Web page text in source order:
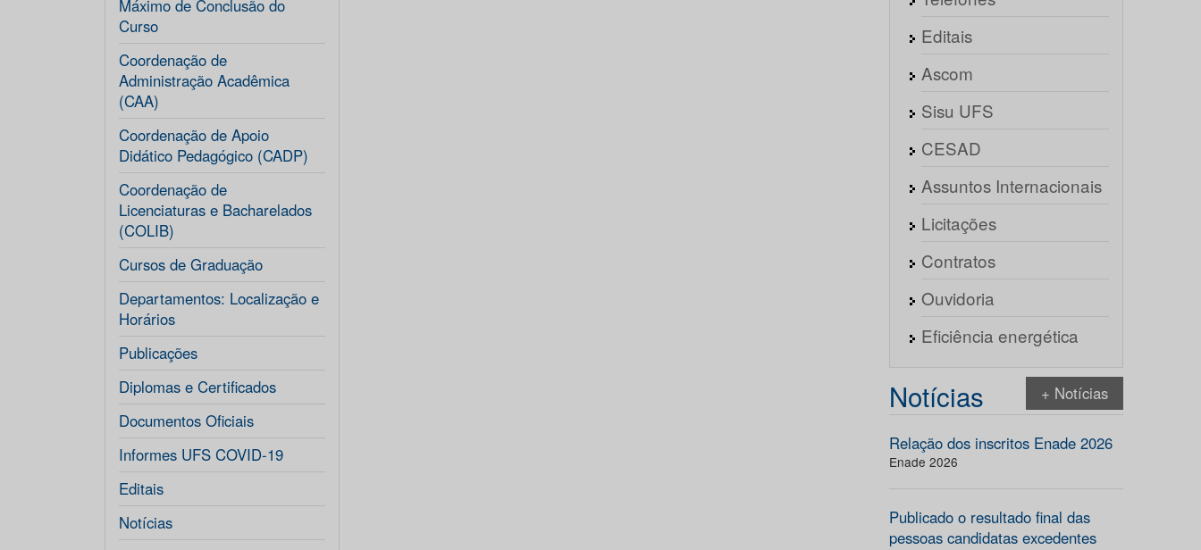
Máximo de Conclusão do
Curso
Coordenação de
Administração Acadêmica
(CAA)
Coordenação de Apoio
Didático Pedagógico (CADP)
Coordenação de
Licenciaturas e Bacharelados
(COLIB)
Cursos de Graduação
Departamentos: Localização e
Horários
Publicações
Diplomas e Certificados
Documentos Oficiais
Informes UFS COVID-19
Editais
Notícias
Editais
Ascom
Sisu UFS
CESAD
Assuntos Internacionais
Licitações
Contratos
Ouvidoria
Eficiência energética
Notícias + Notícias
Relação dos inscritos Enade 2026
Enade 2026
Publicado o resultado final das
pessoas candidatas excedentes